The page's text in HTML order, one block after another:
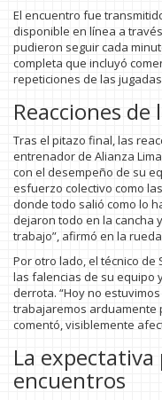
El encuentro fue
disponible en línea a
pudieron seguir cada
completa que incluyó
repeticiones de las
Reacciones
Tras el pitazo final, las
entrenador de Alianza
con el desempeño de su
esfuerzo colectivo como
donde todo salió como lo
dejaron todo en la cancha
trabajo”, afirmó en la
Por otro lado, el técnico de
las falencias de su equipo
derrota. “Hoy no
trabajaremos arduamente
comentó, visiblemente
La
encuentros